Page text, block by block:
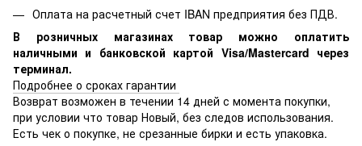
Оплата на расчетный счет IBAN предприятия без ПДВ.
В розничных магазинах товар можно оплатить
наличными и банковской картой Visa/Mastercard через
терминал.
Подробнее о сроках гарантии
Возврат возможен в течении 14 дней с момента покупки,
при условии что товар Новый, без следов использования.
Есть чек о покупке, не срезанные бирки и есть упаковка.